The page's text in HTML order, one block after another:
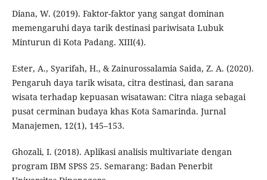
Diana, W. (2019). Faktor-faktor yang sangat dominan
memengaruhi daya tarik destinasi pariwisata Lubuk
Minturun di Kota Padang. XIII(4).
Ester, A., Syarifah, H., & Zainurossalamia Saida, Z. A. (2020).
Pengaruh daya tarik wisata, citra destinasi, dan sarana
wisata terhadap kepuasan wisatawan: Citra niaga sebagai
pusat cerminan budaya khas Kota Samarinda. Jurnal
Manajemen, 12(1), 145–153.
Ghozali, I. (2018). Aplikasi analisis multivariate dengan
program IBM SPSS 25. Semarang: Badan Penerbit